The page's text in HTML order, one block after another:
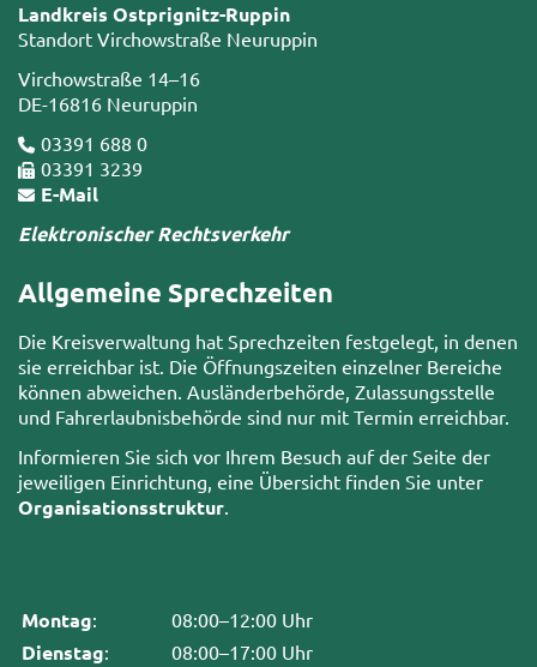
Landkreis Ostprignitz-Ruppin
Standort Virchowstraße Neuruppin
Virchowstraße 14–16
DE-16816 Neuruppin
03391 688 0
03391 3239
E-Mail
Elektronischer Rechtsverkehr
Allgemeine Sprechzeiten
Die Kreisverwaltung hat Sprechzeiten festgelegt, in denen
sie erreichbar ist. Die Öffnungszeiten einzelner Bereiche
können abweichen. Ausländerbehörde, Zulassungsstelle
und Fahrerlaubnisbehörde sind nur mit Termin erreichbar.
Informieren Sie sich vor Ihrem Besuch auf der Seite der
jeweiligen Einrichtung, eine Übersicht finden Sie unter
Organisationsstruktur.
Montag: 08:00–12:00 Uhr
Dienstag: 08:00–17:00 Uhr